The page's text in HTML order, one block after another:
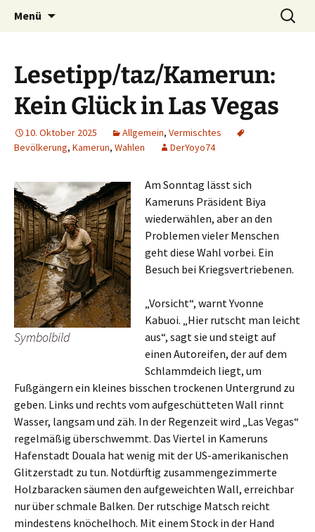
AFRICA live
Seit 1998: Aktuelles aus und mit Bezug zu
Afrika
Menü
Suchen
nach:
Lesetipp/taz/Kamerun:
Kein Glück in Las Vegas
10. Oktober 2025 Allgemein, Vermischtes
Bevölkerung, Kamerun, Wahlen DerYoyo74
Symbolbild
Am Sonntag lässt sich
Kameruns Präsident Biya
wiederwählen, aber an den
Problemen vieler Menschen
geht diese Wahl vorbei. Ein
Besuch bei Kriegsvertriebenen.
„Vorsicht“, warnt Yvonne
Kabuoi. „Hier rutscht man leicht
aus“, sagt sie und steigt auf
einen Autoreifen, der auf dem
Schlammdeich liegt, um
Fußgängern ein kleines bisschen trockenen Untergrund zu
geben. Links und rechts vom aufgeschütteten Wall rinnt
Wasser, langsam und zäh. In der Regenzeit wird „Las Vegas“
regelmäßig überschwemmt. Das Viertel in Kameruns
Hafenstadt Douala hat wenig mit der US-amerikanischen
Glitzerstadt zu tun. Notdürftig zusammengezimmerte
Holzbaracken säumen den aufgeweichten Wall, erreichbar
nur über schmale Balken. Der rutschige Matsch reicht
mindestens knöchelhoch. Mit einem Stock in der Hand